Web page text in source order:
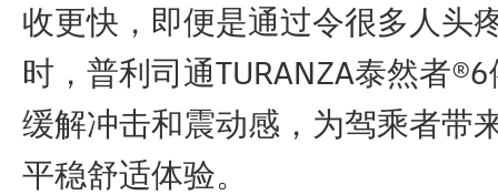
收更快，即便是通过令很多人头
时，普利司通TURANZA泰然者
缓解冲击和震动感，为驾乘者带
平稳舒适体验。